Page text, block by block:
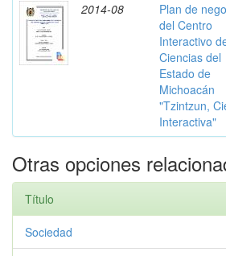
2014-08
Plan de
del Centro
Interactivo
Ciencias del
Estado de
Michoacán
"Tzintzun,
Interactiva"
Otras opciones
Título
Sociedad